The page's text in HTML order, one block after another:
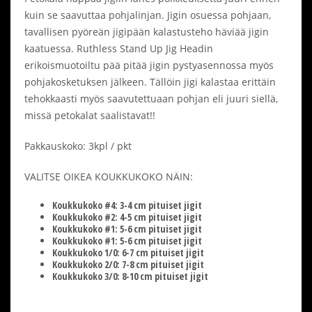
kuin se saavuttaa pohjalinjan. Jigin osuessa pohjaan,
tavallisen pyöreän jigipään kalastusteho häviää jigin
kaatuessa. Ruthless Stand Up Jig Headin
erikoismuotoiltu pää pitää jigin pystyasennossa myös
pohjakosketuksen jälkeen. Tällöin jigi kalastaa erittäin
tehokkaasti myös saavutettuaan pohjan eli juuri siellä,
missä petokalat saalistavat!!
Pakkauskoko: 3kpl / pkt
VALITSE OIKEA KOUKKUKOKO NÄIN:
Koukkukoko #4: 3-4 cm pituiset jigit
Koukkukoko #2: 4-5 cm pituiset jigit
Koukkukoko #1: 5-6 cm pituiset jigit
Koukkukoko #1: 5-6 cm pituiset jigit
Koukkukoko 1/0: 6-7 cm pituiset jigit
Koukkukoko 2/0: 7-8 cm pituiset jigit
Koukkukoko 3/0: 8-10 cm pituiset jigit